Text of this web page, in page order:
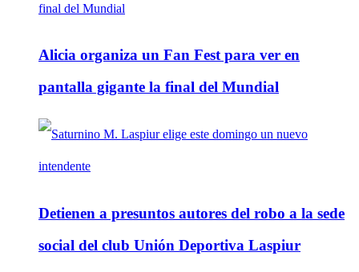
Alicia organiza un Fan Fest para ver en
pantalla gigante la final del Mundial
Detienen a presuntos autores del robo a la sede
social del club Unión Deportiva Laspiur